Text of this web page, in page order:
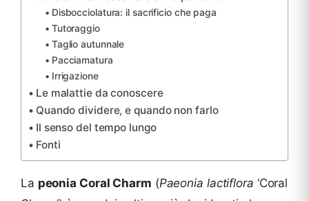
Disbocciolatura: il sacrificio che paga
Tutoraggio
Taglio autunnale
Pacciamatura
Irrigazione
Le malattie da conoscere
Quando dividere, e quando non farlo
Il senso del tempo lungo
Fonti
La peonia Coral Charm (Paeonia lactiflora ‘Coral